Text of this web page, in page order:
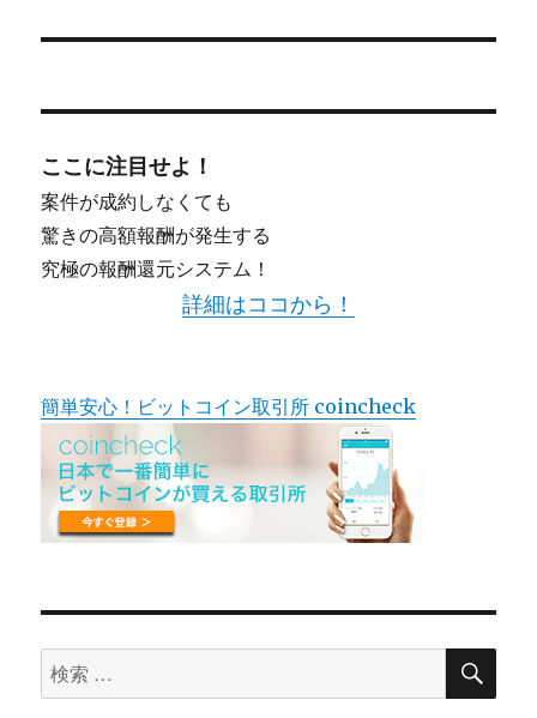
ここに注目せよ！
案件が成約しなくても
驚きの高額報酬が発生する
究極の報酬還元システム！
詳細はココから！
簡単安心！ビットコイン取引所 coincheck
検
索
検